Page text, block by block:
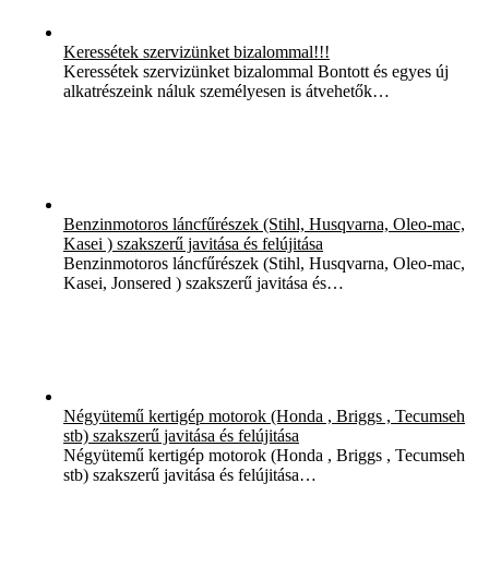
Keressétek szervizünket bizalommal!!!
Keressétek szervizünket bizalommal Bontott és egyes új
alkatrészeink náluk személyesen is átvehetők…
Benzinmotoros láncfűrészek (Stihl, Husqvarna, Oleo-mac,
Kasei ) szakszerű javitása és felújitása
Benzinmotoros láncfűrészek (Stihl, Husqvarna, Oleo-mac,
Kasei, Jonsered ) szakszerű javitása és…
Négyütemű kertigép motorok (Honda , Briggs , Tecumseh
stb) szakszerű javitása és felújitása
Négyütemű kertigép motorok (Honda , Briggs , Tecumseh
stb) szakszerű javitása és felújitása…